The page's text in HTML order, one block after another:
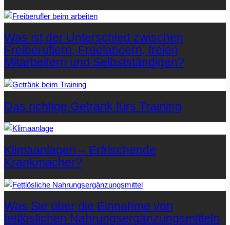
Was ist der Unterschied zwischen
Freiberuflern, Freelancern, freien
Mitarbeitern und Selbstständigen?
Das richtige Getränk fürs Training
Klimaanlagen – Erfrischende
Krankmacher?
Was Sie über die Einnahme von
fettlöslichen Nahrungsergänzungsmitteln